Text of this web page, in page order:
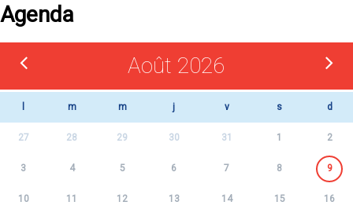
Agenda
Août 2026
m m j v s d
27 28 29 30 31 1 2
3 4 5 6 7 8 9
10 11 12 13 14 15 16